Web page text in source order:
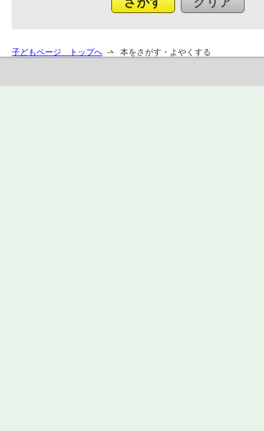
子どもページ トップへ 本をさがす・よやくする